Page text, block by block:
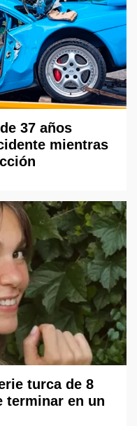
37 años
mientras
turca de 8
terminar en un